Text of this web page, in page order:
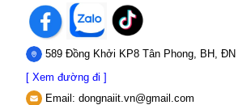
589 Đồng Khởi KP8 Tân Phong, BH, ĐN
[ Xem đường đi ]
Email: dongnaiit.vn@gmail.com